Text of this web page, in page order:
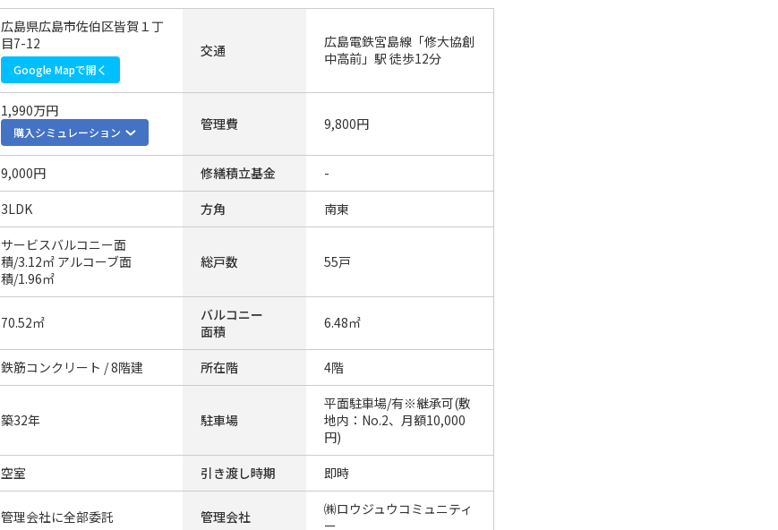
広島県広島市佐伯区皆賀１丁
目7-12
Google Mapで開く
交通
広島電鉄宮島線「修大協創
中高前」駅 徒歩12分
1,990万円
購入シミュレーション 管理費 9,800円
9,000円 修繕積立基金
-
3LDK 方角 南東
サービスバルコニー面
積/3.12㎡ アルコーブ面
積/1.96㎡
総戸数 55戸
70.52㎡
バルコニー
面積
6.48㎡
鉄筋コンクリート / 8階建 所在階 4階
築32年 駐車場
平面駐車場/有※継承可(敷
地内：No.2、月額10,000
円)
空室 引き渡し時期 即時
管理会社に全部委託 管理会社
㈱ロウジュウコミュニティ
ー